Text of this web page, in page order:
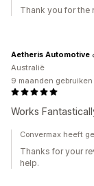
Thank you for the
Works
Aetheris Automotive
Australië
9 maanden gebruiken
Convermax heeft
Thanks for your
help.